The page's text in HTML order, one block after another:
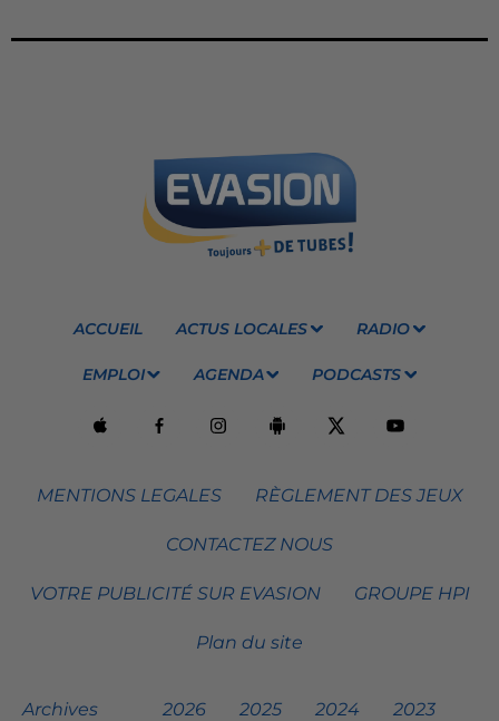
ACCUEIL ACTUS LOCALES RADIO
EMPLOI AGENDA PODCASTS
MENTIONS LEGALES RÈGLEMENT DES JEUX
CONTACTEZ NOUS
VOTRE PUBLICITÉ SUR EVASION GROUPE HPI
Plan du site
Archives 2026 2025 2024 2023